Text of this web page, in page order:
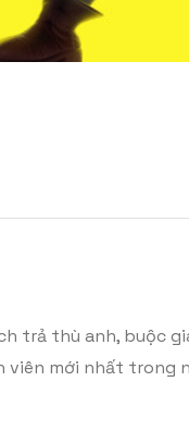
trả thù anh, buộc
mới nhất trong